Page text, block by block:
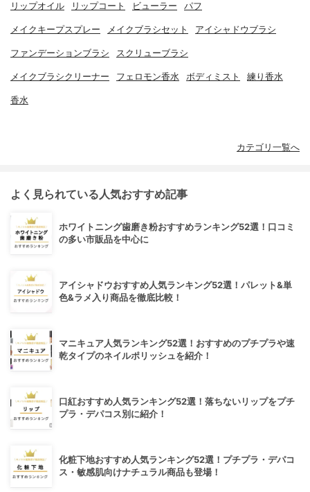
リップオイル リップコート ビューラー パフ
メイクキープスプレー メイクブラシセット アイシャドウブラシ
ファンデーションブラシ スクリューブラシ
メイクブラシクリーナー フェロモン香水 ボディミスト 練り香水
香水
カテゴリ一覧へ
よく見られている人気おすすめ記事
ホワイトニング歯磨き粉おすすめランキング52選！口コミ
の多い市販品を中心に
アイシャドウおすすめ人気ランキング52選！パレット&単
色&ラメ入り商品を徹底比較！
マニキュア人気ランキング52選！おすすめのプチプラや速
乾タイプのネイルポリッシュを紹介！
口紅おすすめ人気ランキング52選！落ちないリップをプチ
プラ・デパコス別に紹介！
化粧下地おすすめ人気ランキング52選！プチプラ・デパコ
ス・敏感肌向けナチュラル商品も登場！